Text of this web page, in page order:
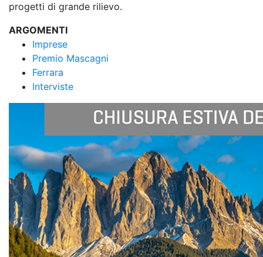
progetti di grande rilievo.
ARGOMENTI
Imprese
Premio Mascagni
Ferrara
Interviste